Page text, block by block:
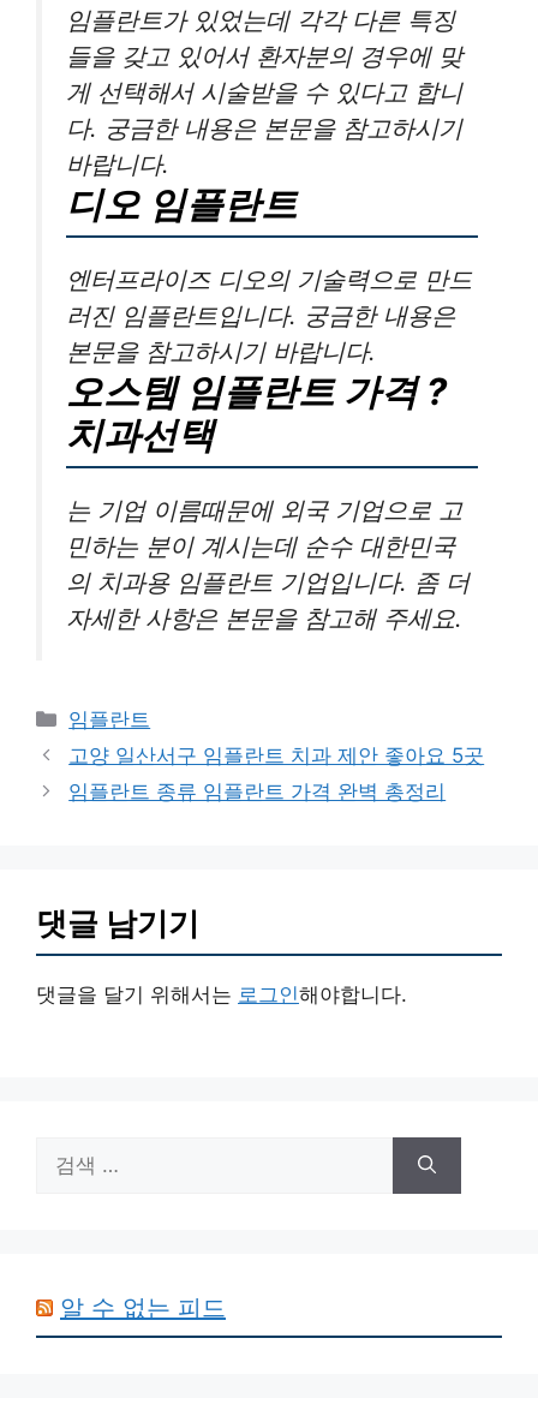
임플란트가 있었는데 각각 다른 특징
들을 갖고 있어서 환자분의 경우에 맞
게 선택해서 시술받을 수 있다고 합니
다. 궁금한 내용은 본문을 참고하시기
바랍니다.
디오 임플란트
엔터프라이즈 디오의 기술력으로 만드
러진 임플란트입니다. 궁금한 내용은
본문을 참고하시기 바랍니다.
오스템 임플란트 가격 ?
치과선택
는 기업 이름때문에 외국 기업으로 고
민하는 분이 계시는데 순수 대한민국
의 치과용 임플란트 기업입니다. 좀 더
자세한 사항은 본문을 참고해 주세요.
카
테
리
임플란트
고양 일산서구 임플란트 치과 제안 좋아요 5곳
임플란트 종류 임플란트 가격 완벽 총정리
댓글 남기기
댓글을 달기 위해서는 로그인해야합니다.
색:
알 수 없는 피드